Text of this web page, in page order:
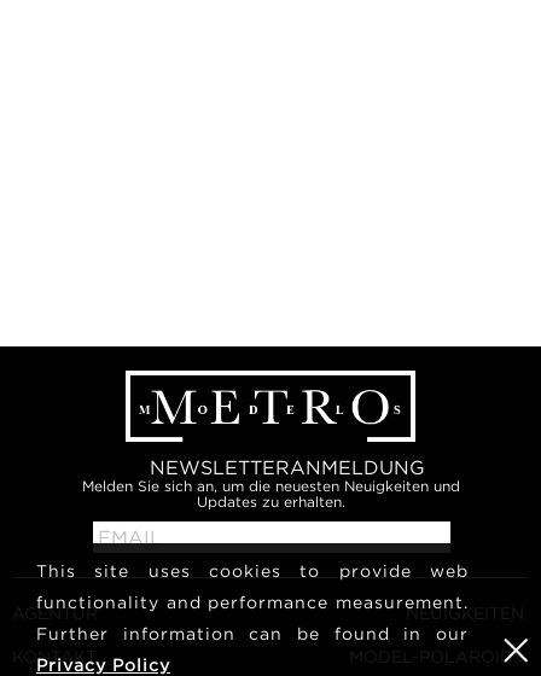
NEWSLETTERANMELDUNG
Melden Sie sich an, um die neuesten Neuigkeiten und
Updates zu erhalten.
AGENTUR
KONTAKT
NEUIGKEITEN
MODEL-POLAROIDS
This site uses cookies to provide web
functionality and performance measurement.
Further information can be found in our
Privacy Policy